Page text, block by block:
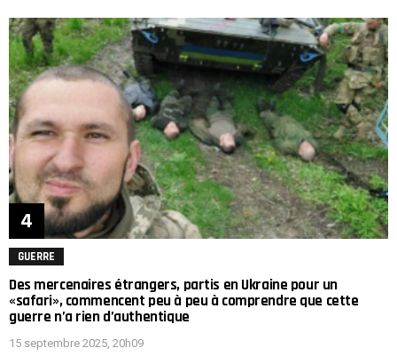
GUERRE
Des mercenaires étrangers, partis en Ukraine pour un
«safari», commencent peu à peu à comprendre que cette
guerre n’a rien d’authentique
15 septembre 2025, 20h09